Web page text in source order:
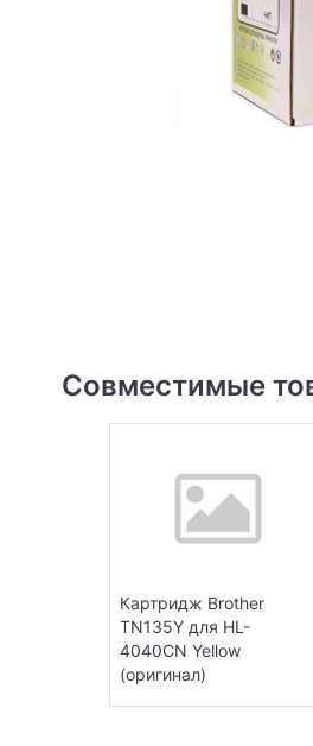
Совместимые
Картридж Brother
TN135Y для HL-
4040CN Yellow
(оригинал)